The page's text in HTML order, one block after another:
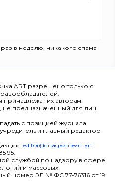
в неделю, никакого спама
ART разрешено только с
принадлежат их авторам.
не предназначенный для лиц
с позицией журнала.
и главный редактор
editor@magazineart.art.
95.
службой по надзору в сфере
и массовых
номер ЭЛ № ФС 77-76316 от 19